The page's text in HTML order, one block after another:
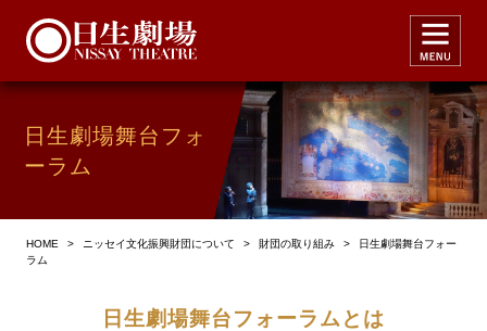
日生劇場舞台フォ
ーラム
HOME > ニッセイ文化振興財団について > 財団の取り組み >
日生劇場舞台フォー
ラム
日生劇場舞台フォーラムとは